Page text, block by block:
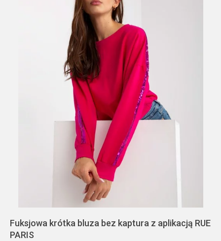
Fuksjowa krótka bluza bez kaptura z aplikacją RUE
PARIS